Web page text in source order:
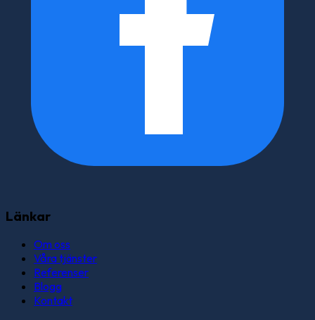
Länkar
Om oss
Våra tjänster
Referenser
Blogg
Kontakt